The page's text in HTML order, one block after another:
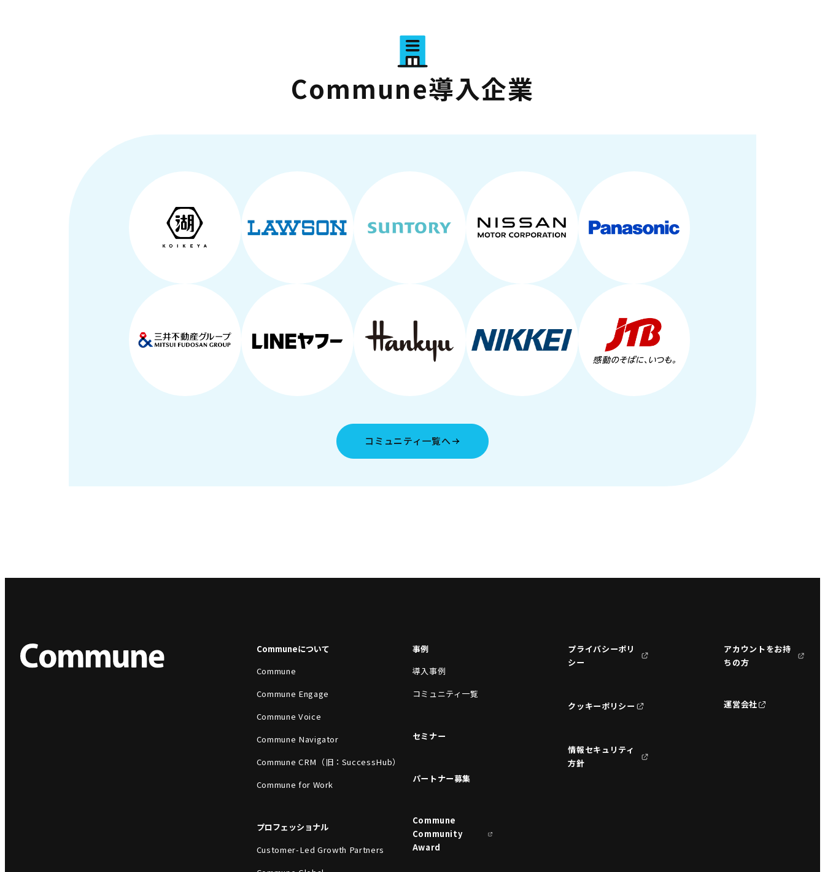
Commune導入企業
コミュニティ一覧へ
Communeについて
Commune
Commune Engage
Commune Voice
Commune Navigator
Commune CRM（旧：SuccessHub）
Commune for Work
プロフェッショナル
Customer-Led Growth Partners
事例
導入事例
コミュニティ一覧
セミナー
パートナー募集
Commune
Community
Award
プライバシーポリ
シー
クッキーポリシー
情報セキュリティ
方針
アカウントをお持
ちの方
運営会社